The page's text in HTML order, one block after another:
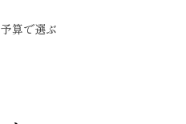
予算で選ぶ